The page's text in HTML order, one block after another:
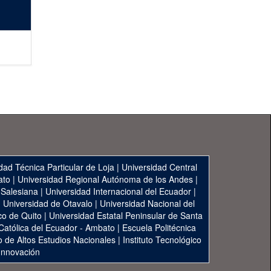
Técnica Particular de Loja | Universidad Central
| Universidad Regional Autónoma de los Andes|
| Universidad Internacional del Ecuador|
Universidad de Otavalo | Universidad Nacional del
de Quito | Universidad Estatal Peninsular de Santa
del Ecuador - Ambato | Escuela Politécnica
de Altos Estudios Nacionales | Instituto Tecnológico